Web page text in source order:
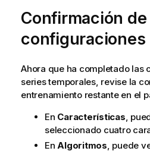
Confirmación
configuraciones
Ahora que ha completado las
series temporales, revise la
entrenamiento restante en el
En Características,
seleccionado cuatro
EnAlgoritmos, puede